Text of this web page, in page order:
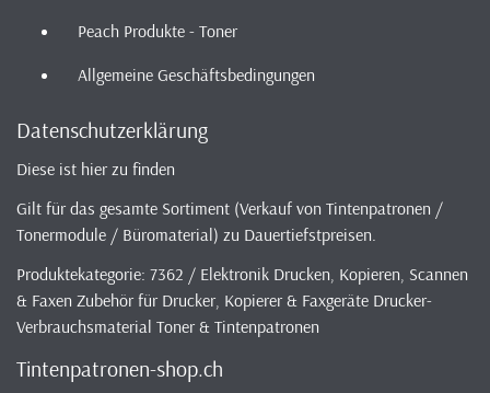
Peach Produkte - Toner
Allgemeine Geschäftsbedingungen
Datenschutzerklärung
Diese ist hier zu finden
Gilt für das gesamte Sortiment (Verkauf von Tintenpatronen /
Tonermodule / Büromaterial) zu Dauertiefstpreisen.
Produktekategorie: 7362 / Elektronik Drucken, Kopieren, Scannen
& Faxen Zubehör für Drucker, Kopierer & Faxgeräte Drucker-
Verbrauchsmaterial Toner & Tintenpatronen
Tintenpatronen-shop.ch